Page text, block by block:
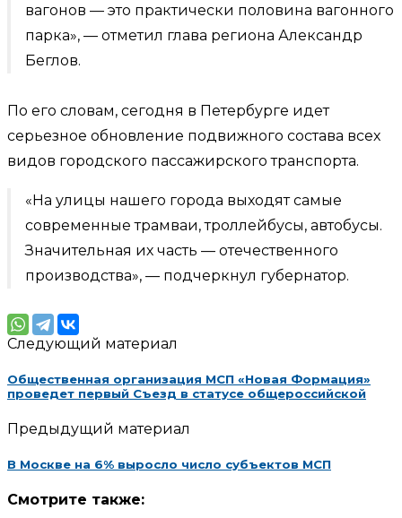
вагонов — это практически половина вагонного
парка», — отметил глава региона Александр
Беглов.
По его словам, сегодня в Петербурге идет
серьезное обновление подвижного состава всех
видов городского пассажирского транспорта.
«На улицы нашего города выходят самые
современные трамваи, троллейбусы, автобусы.
Значительная их часть — отечественного
производства», — подчеркнул губернатор.
Следующий материал
Общественная организация МСП «Новая Формация»
проведет первый Съезд в статусе общероссийской
Предыдущий материал
В Москве на 6% выросло число субъектов МСП
Смотрите также: